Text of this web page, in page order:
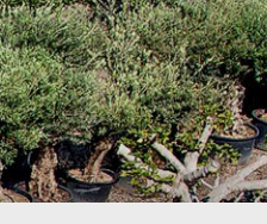
VIJGENBOOM
PALMBOOM
DRUIVENRANK
GRANAATAPPELBOOM